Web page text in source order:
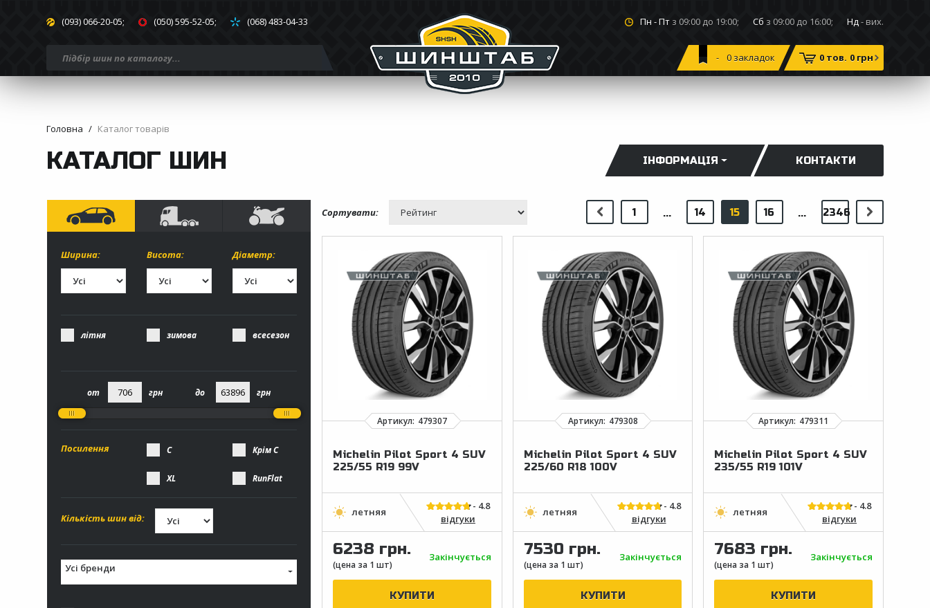
(093) 066-20-05; (050) 595-52-05; (068) 483-04-33 Пн - Пт з 09:00 до 19:00; Сб з 09:00 до 16:00; Нд- вих.
0закладок 0 тов. 0 грн
Головна Каталог товарів
КАТАЛОГ ШИН ІНФОРМАЦІЯ КОНТАКТИ
Ширина: Висота: Діаметр:
літня зимова всесезон
Посилення С Крім С
XL RunFlat
Кількість шин від:
Усі бренди
Сортувати: 1 ... 14 15 16 ... 2346
Michelin Pilot Sport 4 SUV
225/55 R19 99V
відгуки
6238 грн. Закінчується
Michelin Pilot Sport 4 SUV
225/60 R18 100V
відгуки
7530 грн. Закінчується
Michelin Pilot Sport 4 SUV
235/55 R19 101V
відгуки
7683 грн. Закінчується